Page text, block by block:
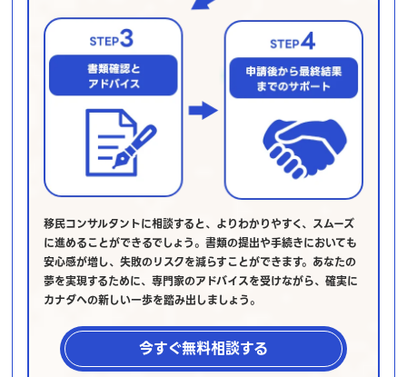
移民コンサルタントに相談すると、よりわかりやすく、スムーズ
に進めることができるでしょう。書類の提出や手続きにおいても
安心感が増し、失敗のリスクを減らすことができます。あなたの
夢を実現するために、専門家のアドバイスを受けながら、確実に
カナダへの新しい一歩を踏み出しましょう。
今すぐ無料相談する